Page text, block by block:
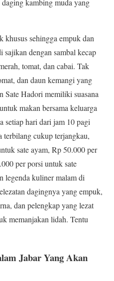
kambing muda yang
sehingga empuk dan
dengan sambal kecap
tomat, dan cabai. Tak
dan daun kemangi yang
Sate Hadori memiliki suasana
makan bersama keluarga
setiap hari dari jam 10 pagi
terbilang cukup terjangkau,
sate ayam, Rp 50.000 per
per porsi untuk sate
legenda kuliner malam di
dagingnya yang empuk,
dan pelengkap yang lezat
memanjakan lidah. Tentu
Jabar Yang Akan